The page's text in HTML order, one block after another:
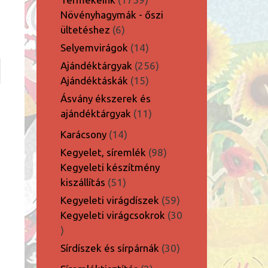
termék
Növényhagymák - őszi
ültetéshez 66
termék
Selyemvirágok 1414
termék
Ajándéktárgyak 256256
Ajándéktáskák 1515
termék
Ásvány ékszerek és
ajándéktárgyak
1111
Karácsony 1414
termék
Kegyelet, síremlék 9898
Kegyeleti készítmény
kiszállítás 5151
termék
Kegyeleti virágdíszek 5959
termék
Kegyeleti virágcsokrok 30
30
termék
Sírdíszek és sírpárnák 3030